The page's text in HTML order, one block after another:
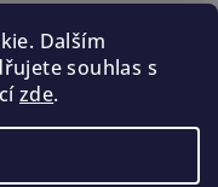
Dalším
souhlas s
zde.